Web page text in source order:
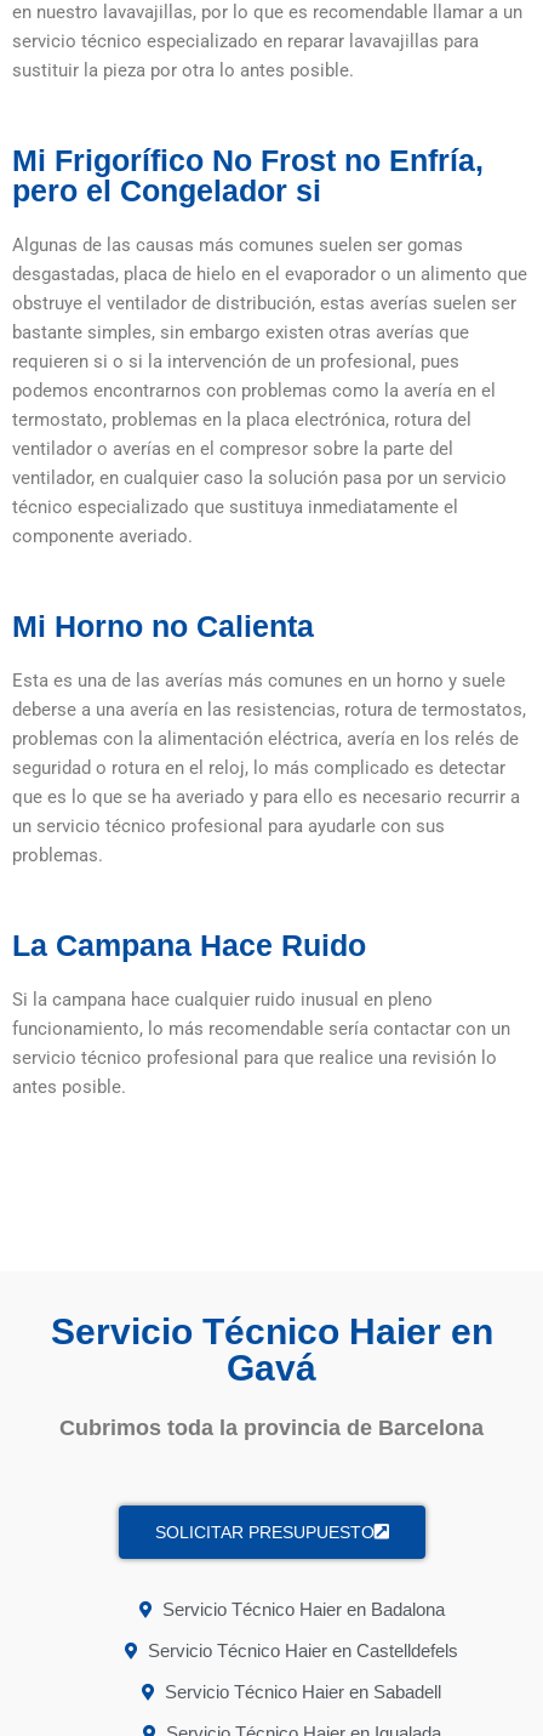
en nuestro lavavajillas, por lo que es recomendable llamar a un
servicio técnico especializado en reparar lavavajillas para
sustituir la pieza por otra lo antes posible.
Mi Frigorífico No Frost no Enfría,
pero el Congelador si
Algunas de las causas más comunes suelen ser gomas
desgastadas, placa de hielo en el evaporador o un alimento que
obstruye el ventilador de distribución, estas averías suelen ser
bastante simples, sin embargo existen otras averías que
requieren si o si la intervención de un profesional, pues
podemos encontrarnos con problemas como la avería en el
termostato, problemas en la placa electrónica, rotura del
ventilador o averías en el compresor sobre la parte del
ventilador, en cualquier caso la solución pasa por un servicio
técnico especializado que sustituya inmediatamente el
componente averiado.
Mi Horno no Calienta
Esta es una de las averías más comunes en un horno y suele
deberse a una avería en las resistencias, rotura de termostatos,
problemas con la alimentación eléctrica, avería en los relés de
seguridad o rotura en el reloj, lo más complicado es detectar
que es lo que se ha averiado y para ello es necesario recurrir a
un servicio técnico profesional para ayudarle con sus
problemas.
La Campana Hace Ruido
Si la campana hace cualquier ruido inusual en pleno
funcionamiento, lo más recomendable sería contactar con un
servicio técnico profesional para que realice una revisión lo
antes posible.
Servicio Técnico Haier en
Gavá
Cubrimos toda la provincia de Barcelona
SOLICITAR PRESUPUESTO
Servicio Técnico Haier en Badalona
Servicio Técnico Haier en Castelldefels
Servicio Técnico Haier en Sabadell